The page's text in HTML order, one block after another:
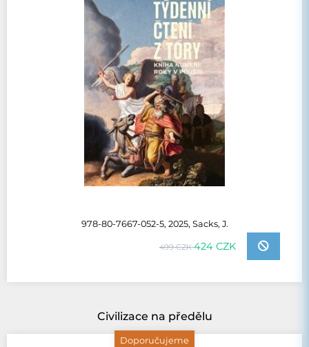
978-80-7667-052-5, 2025, Sacks, J.
499 CZK424 CZK
Doporučujeme
Civilizace na předělu